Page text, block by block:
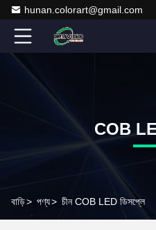
hunan.colorart@gmail.com
COB
বাড়ি> পণ্য> চীন COB LED ডিসপ্লে